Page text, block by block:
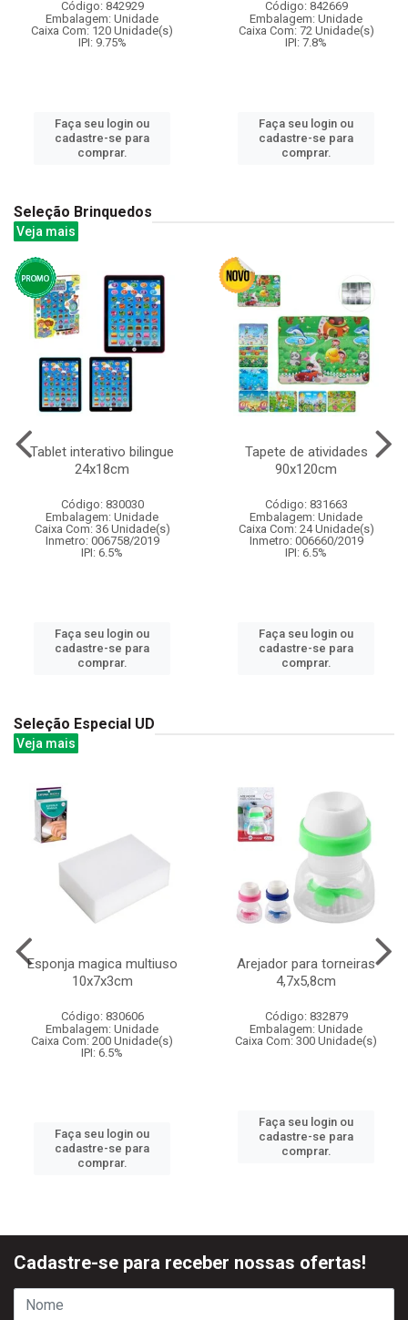
Código: 842929
Embalagem: Unidade
Caixa Com: 120 Unidade(s)
IPI: 9.75%
Faça seu login ou
cadastre-se para
comprar.
Código: 842669
Embalagem: Unidade
Caixa Com: 72 Unidade(s)
IPI: 7.8%
Faça seu login ou
cadastre-se para
comprar.
Seleção Brinquedos
Veja mais
Tablet interativo bilingue
24x18cm
Código: 830030
Embalagem: Unidade
Caixa Com: 36 Unidade(s)
Inmetro: 006758/2019
IPI: 6.5%
Faça seu login ou
cadastre-se para
comprar.
Tapete de atividades
90x120cm
Código: 831663
Embalagem: Unidade
Caixa Com: 24 Unidade(s)
Inmetro: 006660/2019
IPI: 6.5%
Faça seu login ou
cadastre-se para
comprar.
Seleção Especial UD
Veja mais
Esponja magica multiuso
10x7x3cm
Código: 830606
Embalagem: Unidade
Caixa Com: 200 Unidade(s)
IPI: 6.5%
Faça seu login ou
cadastre-se para
comprar.
Arejador para torneiras
4,7x5,8cm
Código: 832879
Embalagem: Unidade
Caixa Com: 300 Unidade(s)
Faça seu login ou
cadastre-se para
comprar.
Cadastre-se para receber nossas ofertas!